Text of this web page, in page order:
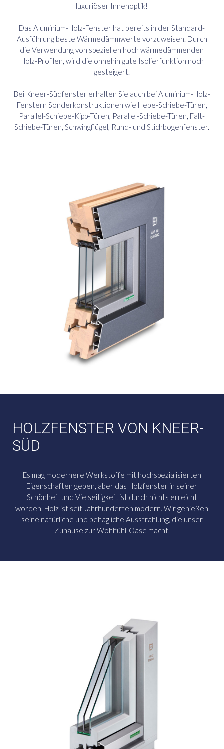
luxuriöser Innenoptik!
Das Aluminium-Holz-Fenster hat bereits in der Standard-
Ausführung beste Wärmedämmwerte vorzuweisen. Durch
die Verwendung von speziellen hoch wärmedämmenden
Holz-Profilen, wird die ohnehin gute Isolierfunktion noch
gesteigert.
Bei Kneer-Südfenster erhalten Sie auch bei Aluminium-Holz-
Fenstern Sonderkonstruktionen wie Hebe-Schiebe-Türen,
Parallel-Schiebe-Kipp-Türen, Parallel-Schiebe-Türen, Falt-
Schiebe-Türen, Schwingflügel, Rund- und Stichbogenfenster.
HOLZFENSTER VON KNEER-
SÜD
Es mag modernere Werkstoffe mit hochspezialisierten
Eigenschaften geben, aber das Holzfenster in seiner
Schönheit und Vielseitigkeit ist durch nichts erreicht
worden. Holz ist seit Jahrhunderten modern. Wir genießen
seine natürliche und behagliche Ausstrahlung, die unser
Zuhause zur Wohlfühl-Oase macht.